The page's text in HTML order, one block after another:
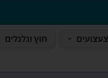
צעצועים חוץ וגלגלים